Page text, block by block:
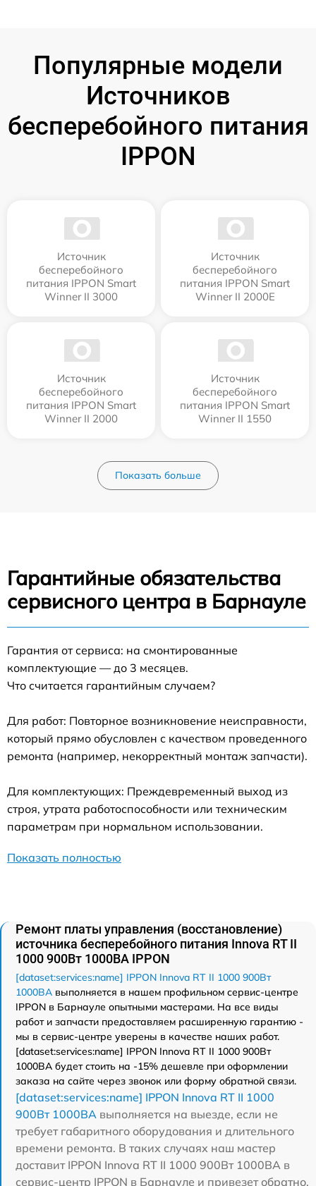
Популярные модели
Источников
бесперебойного питания
IPPON
Источник
бесперебойного
питания IPPON Smart
Winner II 3000
Источник
бесперебойного
питания IPPON Smart
Winner II 2000E
Источник
бесперебойного
питания IPPON Smart
Winner II 2000
Источник
бесперебойного
питания IPPON Smart
Winner II 1550
Показать больше
Гарантийные обязательства
сервисного центра в Барнауле
Гарантия от сервиса: на смонтированные
комплектующие — до 3 месяцев.
Что считается гарантийным случаем?
Для работ: Повторное возникновение неисправности,
который прямо обусловлен с качеством проведенного
ремонта (например, некорректный монтаж запчасти).
Для комплектующих: Преждевременный выход из
строя, утрата работоспособности или техническим
параметрам при нормальном использовании.
Показать полностью
Ремонт платы управления (восстановление)
источника бесперебойного питания Innova RT II
1000 900Вт 1000ВА IPPON
[dataset:services:name] IPPON Innova RT II 1000 900Вт
1000ВА выполняется в нашем профильном сервис-центре
IPPON в Барнауле опытными мастерами. На все виды
работ и запчасти предоставляем расширенную гарантию -
мы в сервис-центре уверены в качестве наших работ.
[dataset:services:name] IPPON Innova RT II 1000 900Вт
1000ВА будет стоить на -15% дешевле при оформлении
заказа на сайте через звонок или форму обратной связи.
[dataset:services:name] IPPON Innova RT II 1000
900Вт 1000ВА выполняется на выезде, если не
требует габаритного оборудования и длительного
времени ремонта. В таких случаях наш мастер
доставит IPPON Innova RT II 1000 900Вт 1000ВА в
сервис-центр IPPON в Барнауле и привезет обратно.